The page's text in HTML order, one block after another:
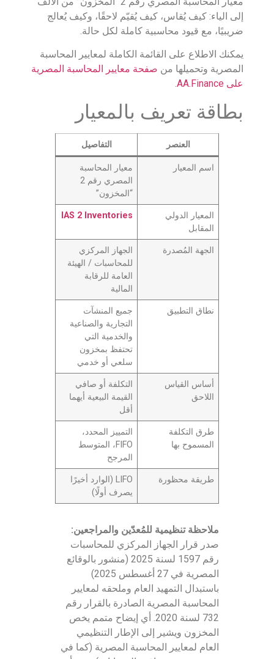
إلى الياء: كيف يُقاس، كيف يُقيّم لاحقًا، وكيف يُعالج
ضريبيًا، مع قيود محاسبية كاملة لكل حالة.
يمكنك الاطلاع على القائمة الكاملة لمعايير المحاسبة
المصرية وتحميلها من صفحة معايير المحاسبة المصرية
على AA.Finance
.
بطاقة تعريف بالمعيار
العنصر التفاصيل
اسم المعيار
معيار المحاسبة
المصري رقم 2
“المخزون”
المعيار الدولي
المقابل
IAS 2 Inventories
الجهة المُصدرة
الجهاز المركزي
للمحاسبات / الهيئة
العامة للرقابة
المالية
نطاق التطبيق
جميع المنشآت
التجارية والصناعية
والخدمية التي
تحتفظ بمخزون
سلعي أو خدمي
أساس القياس
اللاحق
التكلفة أو صافي
القيمة البيعية أيهما
أقل
طرق التكلفة
المسموح بها
التمييز المحدد،
FIFO، المتوسط
المرجح
طريقة محظورة
LIFO (الوارد أخيرًا
يصرف أولًا)
ملاحظة تنظيمية للمُعدّين والمراجعين:
صدر قرار الجهاز المركزي للمحاسبات
رقم 1597 لسنة 2025 (منشور بالوقائع
المصرية في 27 أغسطس 2025)
باستبدال التمهيد العام وملحقه لمعايير
المحاسبة المصرية الصادرة بالقرار رقم
732 لسنة 2020. أي إيضاح متمم يخص
المخزون ويشير إلى الإطار التنظيمي
العام لمعايير المحاسبة المصرية (كما في